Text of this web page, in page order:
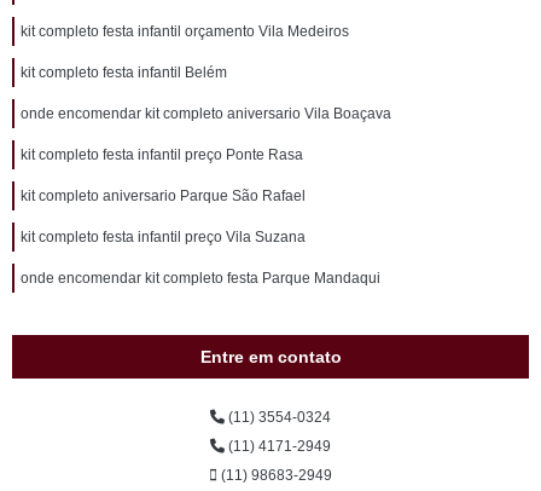
kit completo festa infantil orçamento Vila Medeiros
kit completo festa infantil Belém
onde encomendar kit completo aniversario Vila Boaçava
kit completo festa infantil preço Ponte Rasa
kit completo aniversario Parque São Rafael
kit completo festa infantil preço Vila Suzana
onde encomendar kit completo festa Parque Mandaqui
Entre em contato
(11) 3554-0324
(11) 4171-2949
(11) 98683-2949